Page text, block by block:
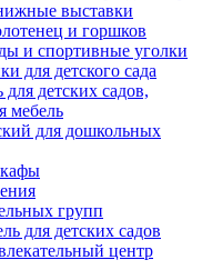
выставки
и горшков
и спортивные уголки
для детского сада
детских садов,
мебель
для дошкольных
групп
для детских садов
центр